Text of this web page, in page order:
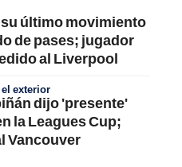
último movimiento
de pases; jugador
al Liverpool
exterior
dijo 'presente'
la Leagues Cup;
Vancouver